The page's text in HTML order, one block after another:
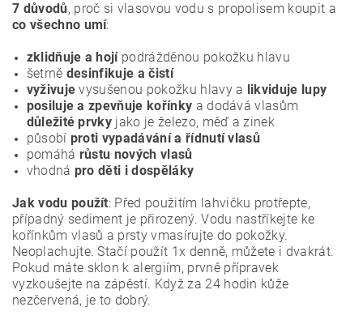
7 důvodů, proč si vlasovou vodu s propolisem koupit a
co všechno umí:
zklidňuje a hojípodrážděnou pokožku hlavu
šetrně desinfikuje a čistí
vyživuje vysušenou pokožku hlavy a likviduje lupy
posiluje a zpevňuje kořínky a dodává vlasům
důležité prvky jako je železo, měď a zinek
působí proti vypadávání a řídnutí vlasů
pomáhá růstu nových vlasů
vhodná pro děti i dospěláky
Jak vodu použít: Před použitím lahvičku protřepte,
případný sediment je přirozený. Vodu nastříkejte ke
kořínkům vlasů a prsty vmasírujte do pokožky.
Neoplachujte. Stačí použít 1x denně, můžete i dvakrát.
Pokud máte sklon k alergiím, prvně přípravek
vyzkoušejte na zápěstí. Když za 24 hodin kůže
nezčervená, je to dobrý.